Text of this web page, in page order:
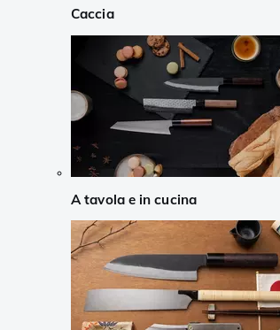
Caccia
A tavola e in cucina